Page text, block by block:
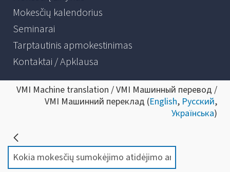
Mokesčių kalendorius
Seminarai
Tarptautinis apmokestinimas
Kontaktai / Apklausa
VMI Machine translation / VMI Машинный перевод /
VMI Машинний переклад (English, Русский,
Українська)